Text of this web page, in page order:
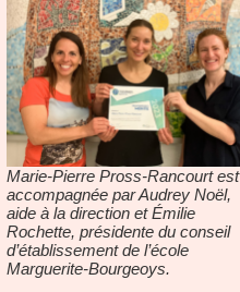
Marie-Pierre Pross-Rancourt est
accompagnée par Audrey Noël,
aide à la direction et Émilie
Rochette, présidente du conseil
d’établissement de l’école
Marguerite-Bourgeoys.